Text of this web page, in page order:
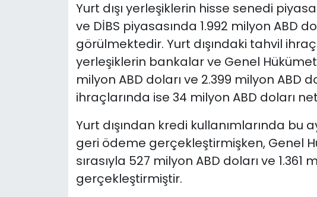
Yurt dışı yerleşiklerin hisse senedi
ve DİBS piyasasında 1.992 milyon ABD
görülmektedir. Yurt dışındaki tahvil
yerleşiklerin bankalar ve Genel Hükümet
milyon ABD doları ve 2.399 milyon ABD
ihraçlarında ise 34 milyon ABD doları
Yurt dışından kredi kullanımlarında bu
geri ödeme gerçekleştirmişken, Genel
sırasıyla 527 milyon ABD doları ve 1.361
gerçekleştirmiştir.